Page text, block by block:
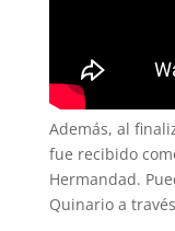
Además, al
fue recibido
Hermandad.
Quinario a